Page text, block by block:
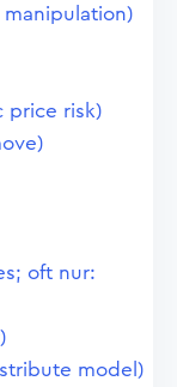
price risk)
oft nur:
model)